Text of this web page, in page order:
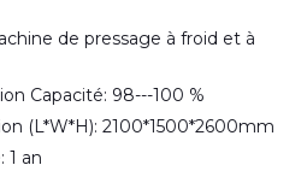
de pressage à froid et à
Capacité: 98---100 %
(L*W*H): 2100*1500*2600mm
1 an